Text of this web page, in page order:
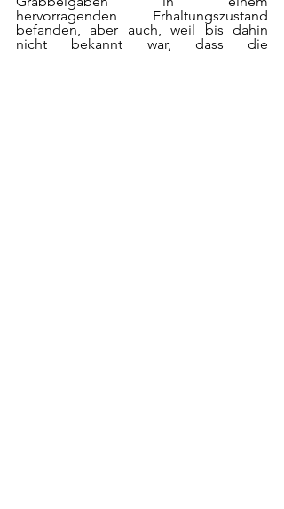
hervorragenden Erhaltungszustand
befanden, aber auch, weil bis dahin
nicht bekannt war, dass die
mesolithischen Jäger das Hochgebirge